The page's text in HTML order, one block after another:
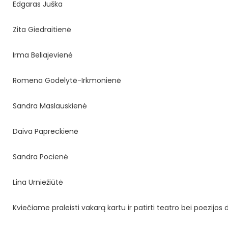
Edgaras Juška
Zita Giedraitienė
Irma Beliajevienė
Romena Godelytė-Irkmonienė
Sandra Maslauskienė
Daiva Papreckienė
Sandra Pocienė
Lina Urniežiūtė
Kviečiame praleisti vakarą kartu ir patirti teatro bei poezijos